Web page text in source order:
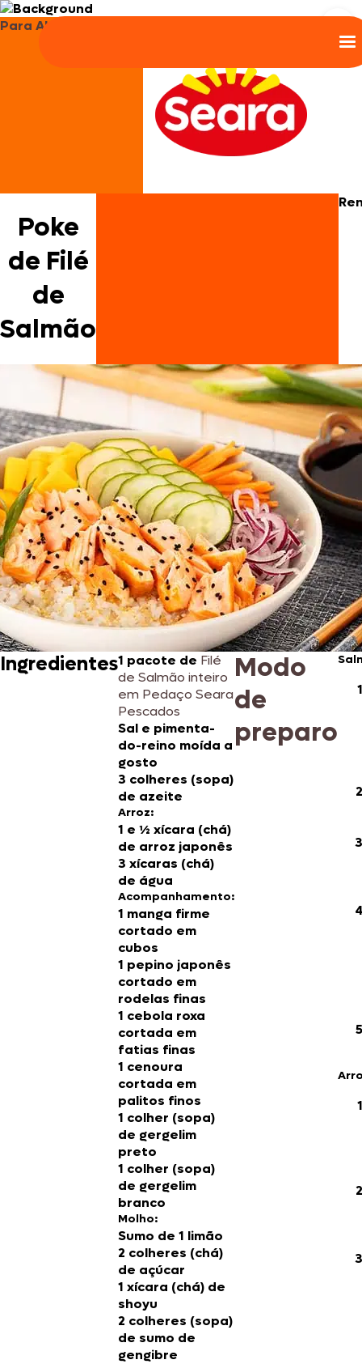
Para Almoço e Jantar
Poke
de Filé
de
Salmão
Ingredientes1 pacote de Filé
de Salmão inteiro
em Pedaço Seara
Pescados
Sal e pimenta-
do-reino moída a
gosto
3 colheres (sopa)
de azeite
Arroz:
1 e ½ xícara (chá)
de arroz japonês
3 xícaras (chá)
de água
Acompanhamento:
1 manga firme
cortado em
cubos
1 pepino japonês
cortado em
rodelas finas
1 cebola roxa
cortada em
fatias finas
1 cenoura
cortada em
palitos finos
1 colher (sopa)
de gergelim
preto
1 colher (sopa)
de gergelim
branco
Molho:
Sumo de 1 limão
2 colheres (chá)
de açúcar
1 xícara (chá) de
shoyu
2 colheres (sopa)
de sumo de
gengibre
Modo
de
preparo